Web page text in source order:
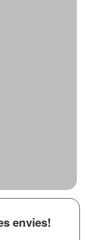
envies!